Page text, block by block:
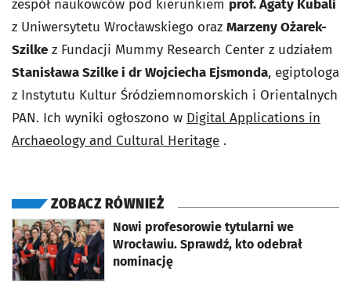
zespół naukowców pod kierunkiem prof. Agaty Kubali
z Uniwersytetu Wrocławskiego oraz Marzeny Ożarek-
Szilke z Fundacji Mummy Research Center z udziałem
Stanisława Szilke i dr Wojciecha Ejsmonda, egiptologa
z Instytutu Kultur Śródziemnomorskich i Orientalnych
PAN. Ich wyniki ogłoszono w Digital Applications in
Archaeology and Cultural Heritage .
ZOBACZ RÓWNIEŻ
Nowi profesorowie tytularni we
Wrocławiu. Sprawdź, kto odebrał
nominację
otworzy się w nowej karcie